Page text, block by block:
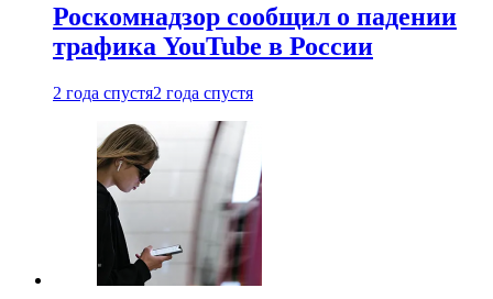
Роскомнадзор сообщил о падении
трафика YouTube в России
2 года спустя2 года спустя